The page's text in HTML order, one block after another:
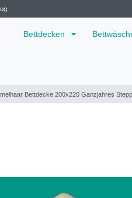
Bettdecken
Bettdecke 200x220 Ganzjahres